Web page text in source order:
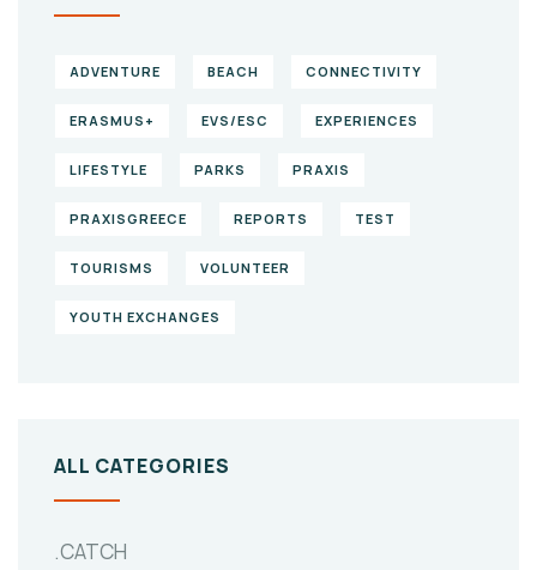
ADVENTURE BEACH CONNECTIVITY
ERASMUS+ EVS/ESC EXPERIENCES
LIFESTYLE PARKS PRAXIS
PRAXISGREECE REPORTS TEST
TOURISMS VOLUNTEER
YOUTH EXCHANGES
ALL CATEGORIES
.CATCH